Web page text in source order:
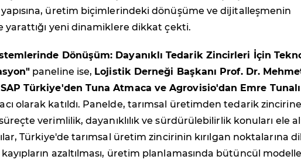
üretim biçimlerindeki dönüşüme ve dijitalleşmenin
yarattığı yeni dinamiklere dikkat çekti.
Dönüşüm: Dayanıklı Tedarik Zincirleri İçin
paneline ise, Lojistik Derneği Başkanı Prof. Dr.
SAP Türkiye'den Tuna Atmaca ve Agrovisio'dan Emre Tunalı
olarak katıldı. Panelde, tarımsal üretimden tedarik zincirine
verimlilik, dayanıklılık ve sürdürülebilirlik konuları ele
Türkiye'de tarımsal üretim zincirinin kırılgan noktalarına
azaltılması, üretim planlamasında bütüncül